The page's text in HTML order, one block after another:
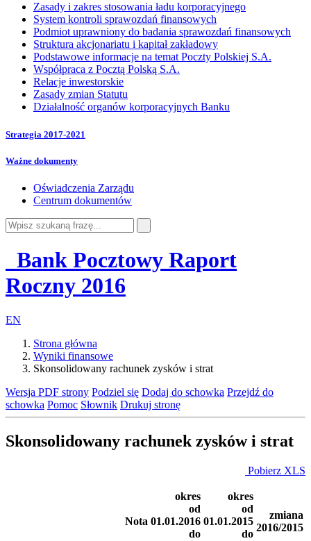
Zasady i zakres stosowania ładu korporacyjnego
System kontroli sprawozdań finansowych
Podmiot uprawniony do badania sprawozdań finansowych
Struktura akcjonariatu i kapitał zakładowy
Podstawowe informacje na temat Poczty Polskiej S.A.
Współpraca z Pocztą Polską S.A.
Relacje inwestorskie
Zasady zmian Statutu
Działalność organów korporacyjnych Banku
Strategia 2017-2021
Ważne dokumenty
Oświadczenia Zarządu
Centrum dokumentów
Bank Pocztowy Raport
Roczny 2016
EN
Strona główna
Wyniki finansowe
Skonsolidowany rachunek zysków i strat
Wersja PDF strony Podziel się Dodaj do schowka Przejdź do
schowka Pomoc Słownik Drukuj stronę
Skonsolidowany rachunek zysków i strat
Pobierz XLS
Nota
okres
od
01.01.2016
do
okres
od
01.01.2015
do
zmiana
2016/2015